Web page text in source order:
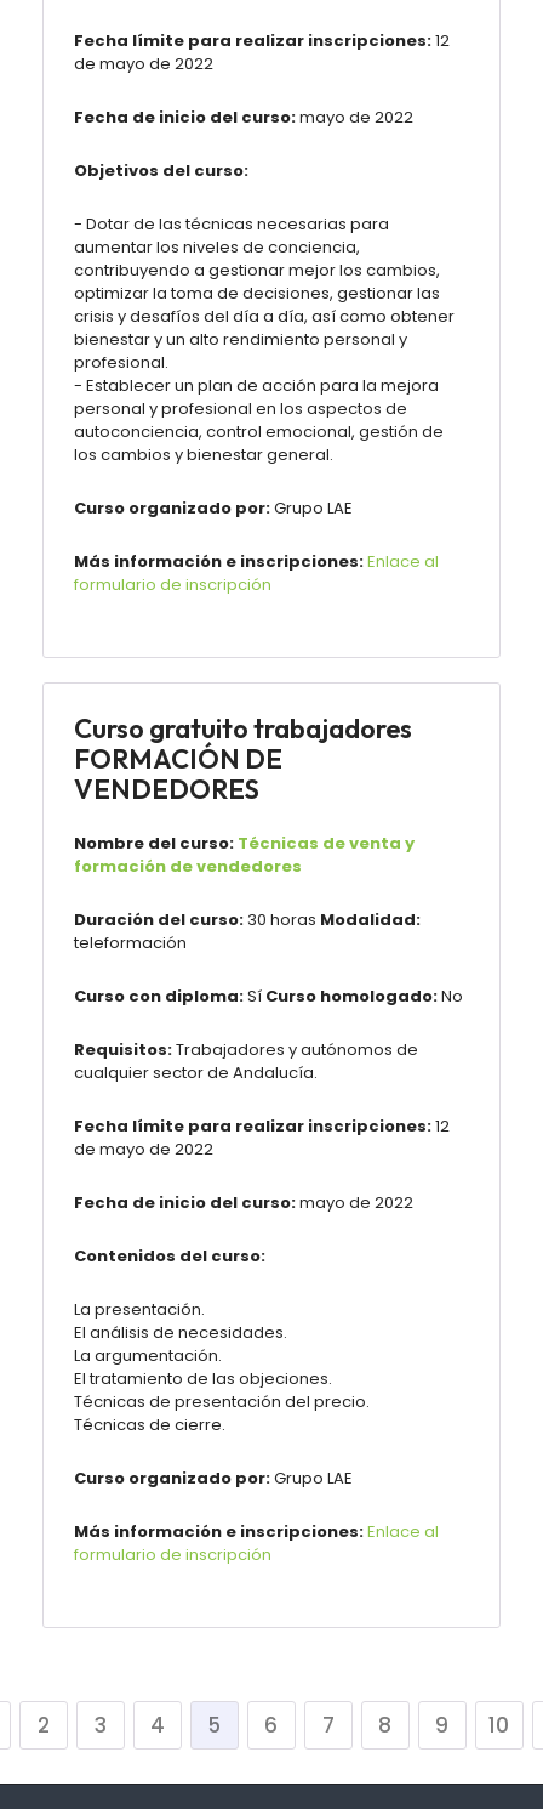
Fecha límite para realizar inscripciones:12
de mayo de 2022
Fecha de inicio del curso:mayo de 2022
Objetivos del curso:
- Dotar de las técnicas necesarias para
aumentar los niveles de conciencia,
contribuyendo a gestionar mejor los cambios,
optimizar la toma de decisiones, gestionar las
crisis y desafíos del día a día, así como obtener
bienestar y un alto rendimiento personal y
profesional.
- Establecer un plan de acción para la mejora
personal y profesional en los aspectos de
autoconciencia, control emocional, gestión de
los cambios y bienestar general.
Curso organizado por:Grupo LAE
Más información e inscripciones:Enlace al
formulario de inscripción
Curso gratuito trabajadores
FORMACIÓN DE
VENDEDORES
Nombre del curso: Técnicas de venta y
formación de vendedores
Duración del curso: 30 horas Modalidad:
teleformación
Curso con diploma:Sí Curso homologado:No
Requisitos:Trabajadores y autónomos de
cualquier sector de Andalucía.
Fecha límite para realizar inscripciones:12
de mayo de 2022
Fecha de inicio del curso:mayo de 2022
Contenidos del curso:
La presentación.
El análisis de necesidades.
La argumentación.
El tratamiento de las objeciones.
Técnicas de presentación del precio.
Técnicas de cierre.
Curso organizado por:Grupo LAE
Más información e inscripciones:Enlace al
formulario de inscripción
2 3 4 5 6 7 8 9 10